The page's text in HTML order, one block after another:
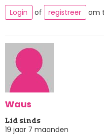
Login
of registreer om
Waus
Lid sinds
19 jaar 7 maanden